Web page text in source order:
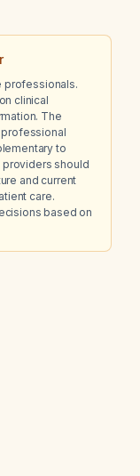
professionals.
clinical
The
to
providers should
and current
care.
based on